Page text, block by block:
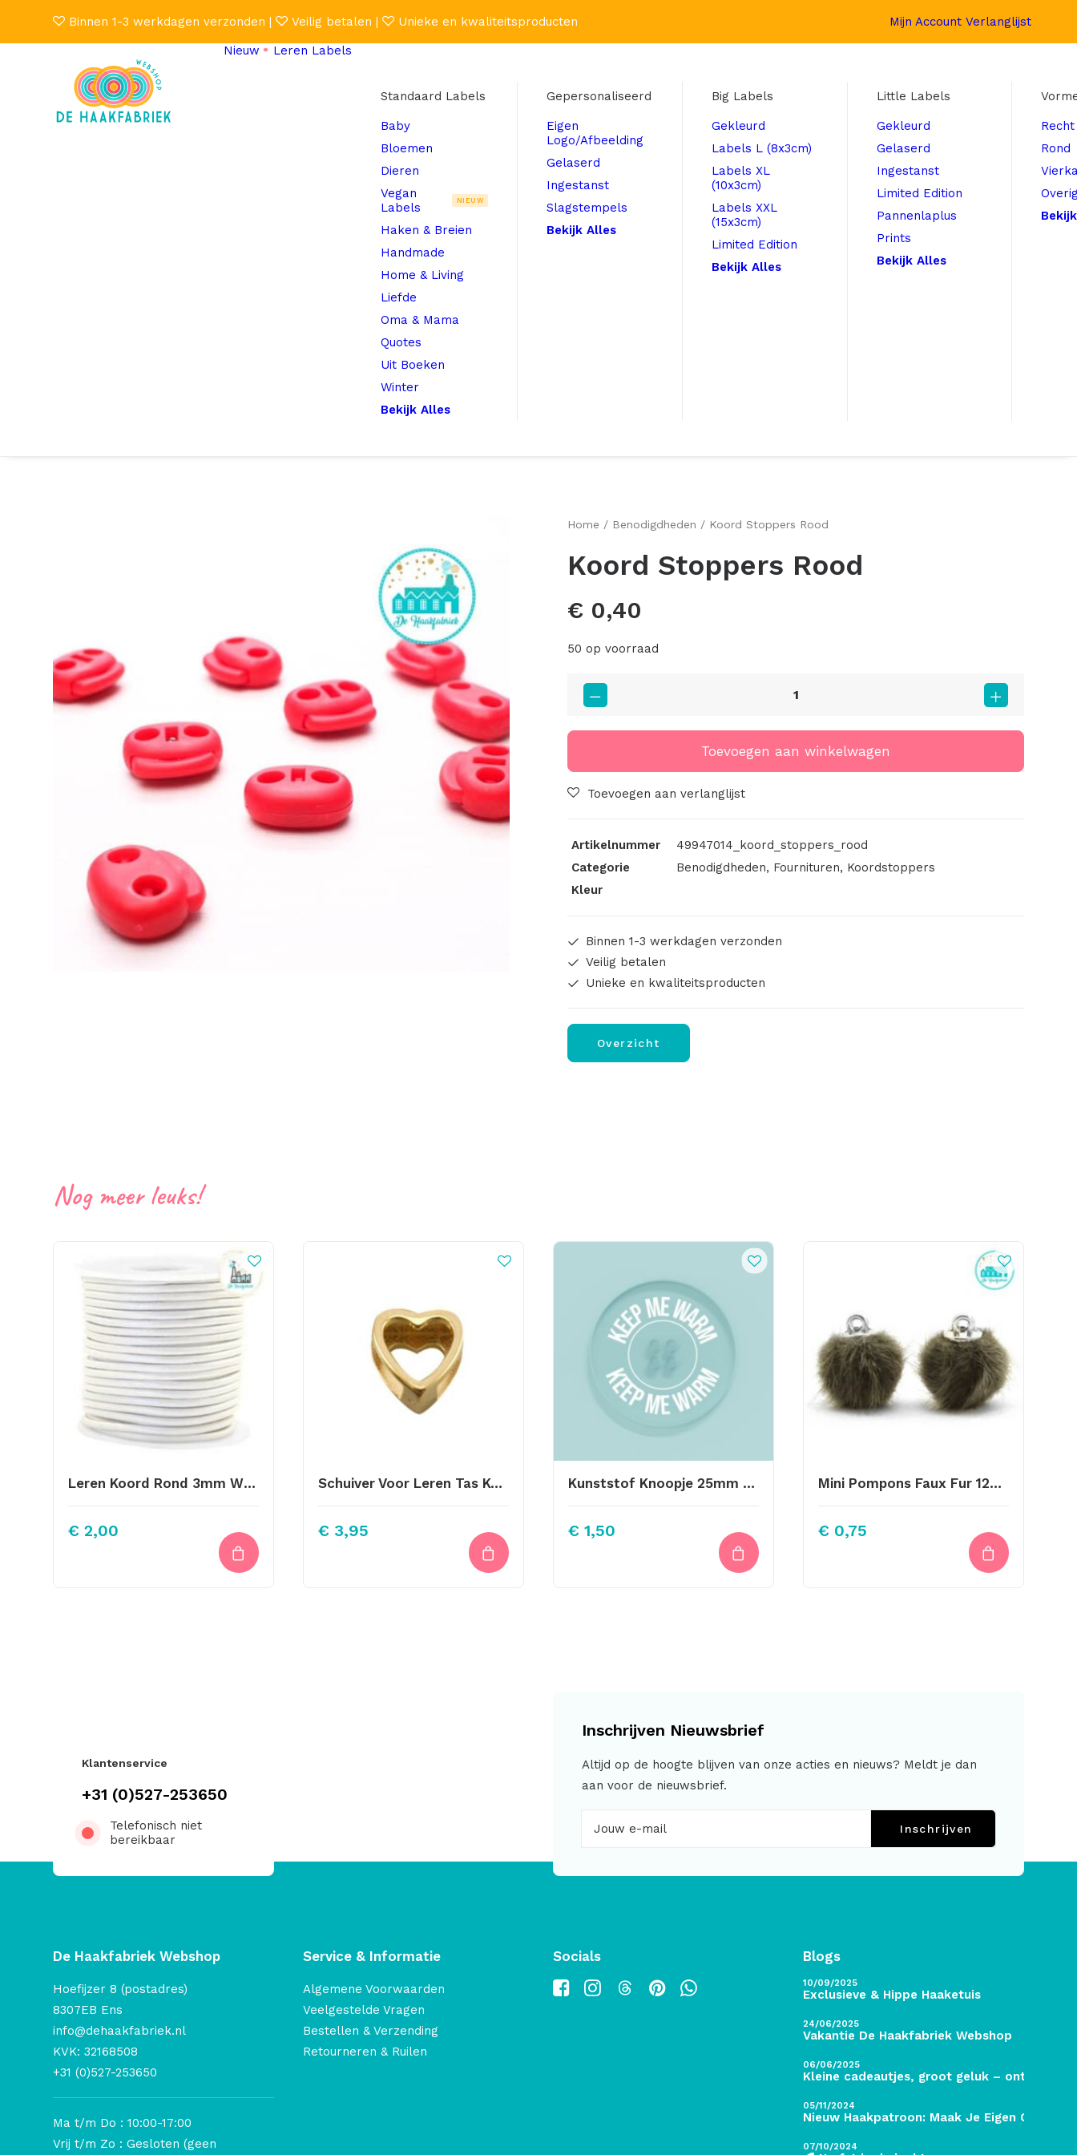
Binnen 1-3 werkdagen verzonden | Veilig betalen | Unieke en kwaliteitsproducten Mijn Account Verlanglijst
Nieuw
Leren Labels
Standaard Labels
Baby
Bloemen
Dieren
Vegan
Labels
NIEUW
Haken & Breien
Handmade
Home & Living
Liefde
Oma & Mama
Quotes
Uit Boeken
Winter
Bekijk Alles
Gepersonaliseerd
Eigen
Logo/Afbeelding
Gelaserd
Ingestanst
Slagstempels
Bekijk Alles
Big Labels
Gekleurd
Labels L (8x3cm)
Labels XL
(10x3cm)
Labels XXL
(15x3cm)
Limited Edition
Bekijk Alles
Little Labels
Gekleurd
Gelaserd
Ingestanst
Limited Edition
Pannenlaplus
Prints
Bekijk Alles
Recht
Rond
Home Benodigdheden Koord Stoppers Rood
Koord Stoppers Rood
€ 0,40
50 op voorraad
Koord
Stoppers
Toevoegen aan winkelwagen
Toevoegen aan verlanglijst
Artikelnummer
49947014_koord_stoppers_rood
Categorie
Benodigdheden, Fournituren, Koordstoppers
Kleur
Binnen 1-3 werkdagen verzonden
Veilig betalen
Unieke en kwaliteitsproducten
Overzicht
Nog meer leuks!
Leren Koord Rond 3mm White
€ 2,00
Schuiver Voor Leren Tas Koord Goud Kleur
€ 3,95
Kunststof Knoopje 25mm Keep Me Warm
€ 1,50
Mini Pompons Faux Fur 12mm Olijf Groen
€ 0,75
Klantenservice
+31 (0)527-253650
Telefonisch niet
bereikbaar
Inschrijven Nieuwsbrief
Altijd op de hoogte blijven van onze acties en nieuws? Meldt je dan
aan voor de nieuwsbrief.
Inschrijven
De Haakfabriek Webshop
Hoefijzer 8 (postadres)
8307EB Ens
info@dehaakfabriek.nl
KVK: 32168508
+31 (0)527-253650
Ma t/m Do : 10:00-17:00
Vrij t/m Zo : Gesloten (geen
Service & Informatie
Algemene Voorwaarden
Veelgestelde Vragen
Bestellen & Verzending
Retourneren & Ruilen
Socials Blogs
10/09/2025
Exclusieve & Hippe Haaketuis
24/06/2025
Vakantie De Haakfabriek Webshop
06/06/2025
Kleine cadeautjes, groot geluk – ontdek de
05/11/2024
Nieuw Haakpatroon: Maak Je Eigen Gave
07/10/2024